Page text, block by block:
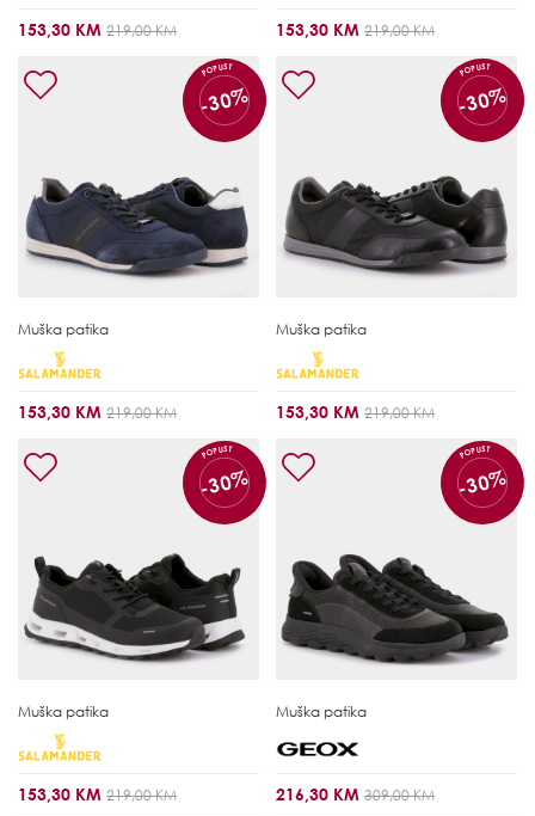
153,30 KM 219,00 KM 153,30 KM 219,00 KM
POPUST
-30%
Muška patika
153,30 KM 219,00 KM
POPUST
-30%
Muška patika
153,30 KM 219,00 KM
POPUST
-30%
Muška patika
153,30 KM 219,00 KM
POPUST
-30%
Muška patika
216,30 KM 309,00 KM